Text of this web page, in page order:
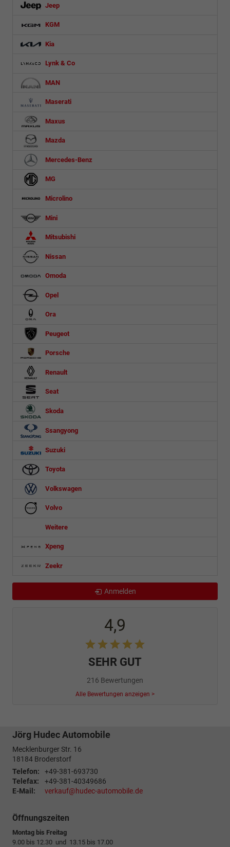
Jeep
KGM
Kia
Lynk & Co
MAN
Maserati
Maxus
Mazda
Mercedes-Benz
MG
Microlino
Mini
Mitsubishi
Nissan
Omoda
Opel
Ora
Peugeot
Porsche
Renault
Seat
Skoda
Ssangyong
Suzuki
Toyota
Volkswagen
Volvo
Weitere
Xpeng
Zeekr
Anmelden
4,9
SEHR GUT
216 Bewertungen
Alle Bewertungen anzeigen >
Jörg Hudec Automobile
Mecklenburger Str. 16
18184 Broderstorf
Telefon:
+49-381-693730
Telefax:
+49-381-40349686
E-Mail:
verkauf@hudec-automobile.de
Öffnungszeiten
Montag bis Freitag
9.00 bis 12.30 und 13.15 bis 17.00